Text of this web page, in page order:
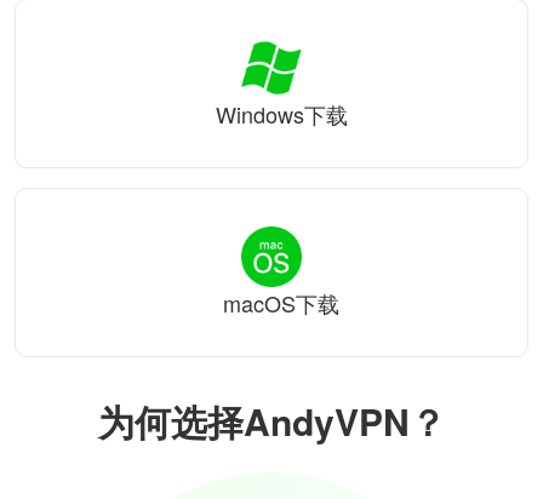
为何选择AndyVPN？
Windows下载
macOS下载